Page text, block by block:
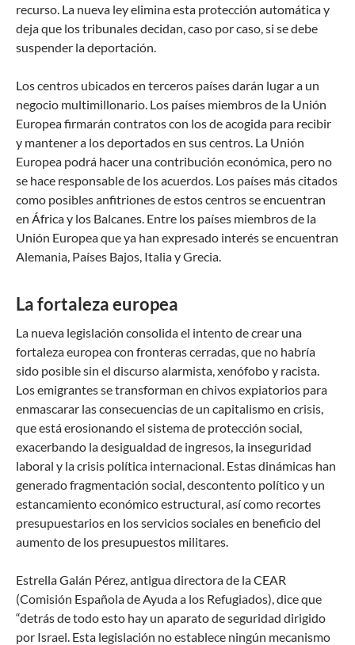
recurso. La nueva ley elimina esta protección automática y
deja que los tribunales decidan, caso por caso, si se debe
suspender la deportación.
Los centros ubicados en terceros países darán lugar a un
negocio multimillonario. Los países miembros de la Unión
Europea firmarán contratos con los de acogida para recibir
y mantener a los deportados en sus centros. La Unión
Europea podrá hacer una contribución económica, pero no
se hace responsable de los acuerdos. Los países más citados
como posibles anfitriones de estos centros se encuentran
en África y los Balcanes. Entre los países miembros de la
Unión Europea que ya han expresado interés se encuentran
Alemania, Países Bajos, Italia y Grecia.
La fortaleza europea
La nueva legislación consolida el intento de crear una
fortaleza europea con fronteras cerradas, que no habría
sido posible sin el discurso alarmista, xenófobo y racista.
Los emigrantes se transforman en chivos expiatorios para
enmascarar las consecuencias de un capitalismo en crisis,
que está erosionando el sistema de protección social,
exacerbando la desigualdad de ingresos, la inseguridad
laboral y la crisis política internacional. Estas dinámicas han
generado fragmentación social, descontento político y un
estancamiento económico estructural, así como recortes
presupuestarios en los servicios sociales en beneficio del
aumento de los presupuestos militares.
Estrella Galán Pérez, antigua directora de la CEAR
(Comisión Española de Ayuda a los Refugiados), dice que
“detrás de todo esto hay un aparato de seguridad dirigido
por Israel. Esta legislación no establece ningún mecanismo